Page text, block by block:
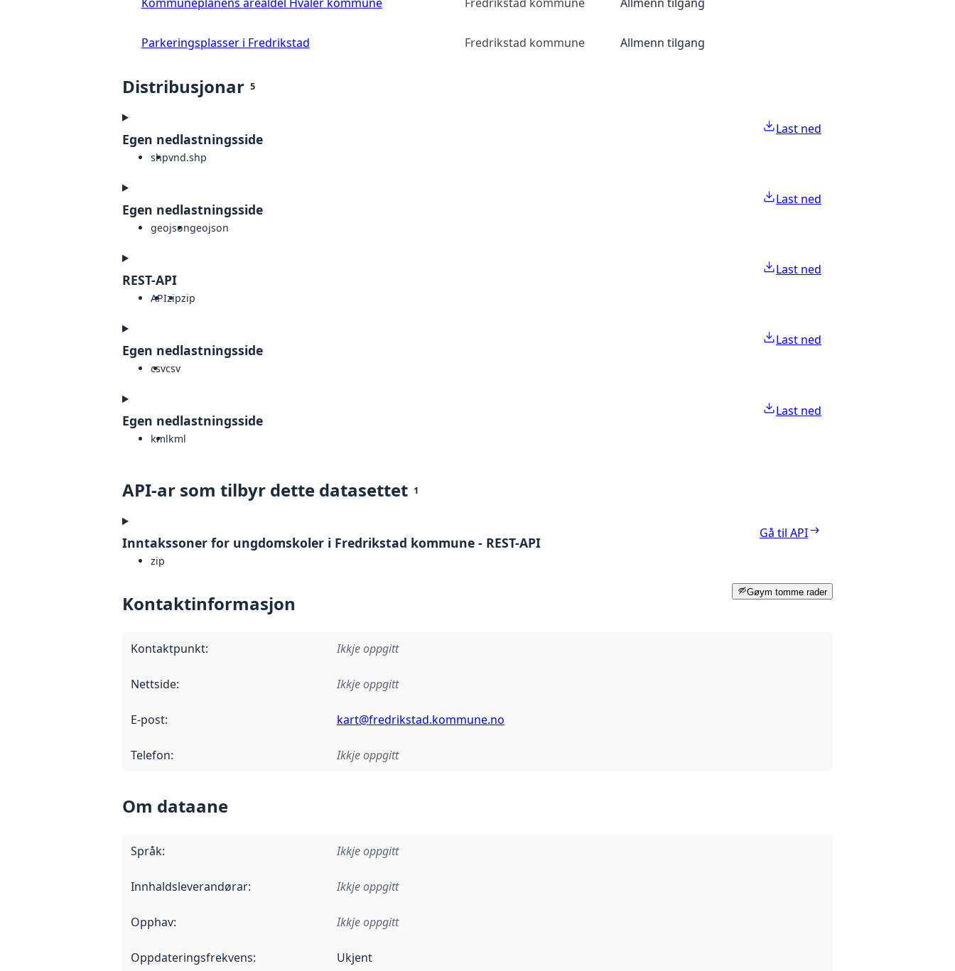
Parkeringsplasser i Fredrikstad Fredrikstad kommune Allmenn tilgang
Distribusjonar 5
Egen nedlastningsside
shpvnd.shp
Last ned
Egen nedlastningsside
geojsongeojson
Last ned
REST-API
APIzipzip
Last ned
Egen nedlastningsside
csvcsv
Last ned
Egen nedlastningsside
kmlkml
Last ned
API-ar som tilbyr dette datasettet 1
Inntakssoner for ungdomskoler i Fredrikstad kommune - REST-API
zip
Gå til API
Gøym tomme rader
Kontaktinformasjon
Kontaktpunkt: Ikkje oppgitt
Nettside: Ikkje oppgitt
E-post: kart@fredrikstad.kommune.no
Telefon: Ikkje oppgitt
Om dataane
Språk: Ikkje oppgitt
Innhaldsleverandørar: Ikkje oppgitt
Opphav: Ikkje oppgitt
Oppdateringsfrekvens: Ukjent